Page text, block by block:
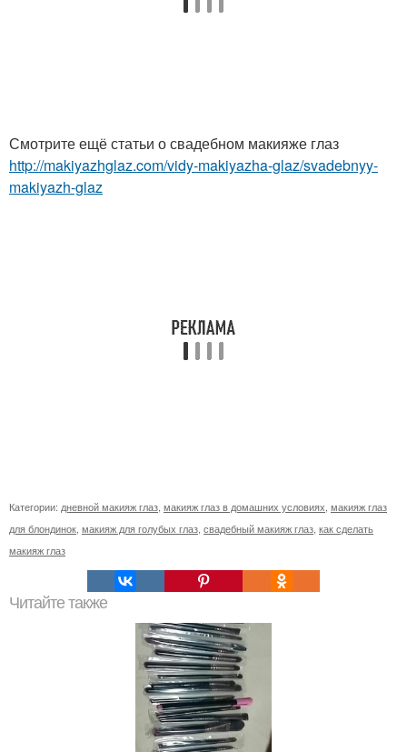
Смотрите ещё статьи о свадебном макияже глаз
http://makiyazhglaz.com/vidy-makiyazha-glaz/svadebnyy-
makiyazh-glaz
Категории: дневной макияж глаз макияж глаз в домашних условиях макияж глаз
для блондинок макияж для голубых глаз свадебный макияж глаз как сделать
макияж глаз
Читайте также